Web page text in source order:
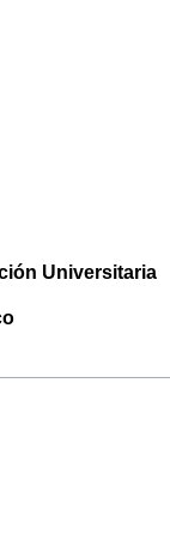
Universitaria